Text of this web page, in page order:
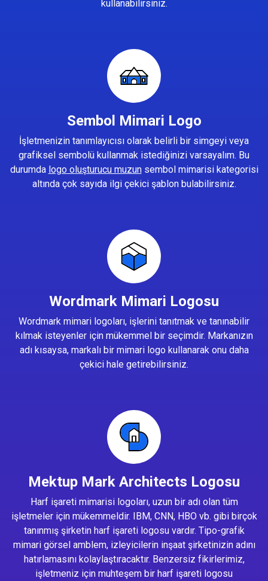
kullanabilirsiniz.
Sembol Mimari Logo
İşletmenizin tanımlayıcısı olarak belirli bir simgeyi veya
grafiksel sembolü kullanmak istediğinizi varsayalım. Bu
durumda logo oluşturucu muzunsembol mimarisi kategorisi
altında çok sayıda ilgi çekici şablon bulabilirsiniz.
Wordmark Mimari Logosu
Wordmark mimari logoları, işlerini tanıtmak ve tanınabilir
kılmak isteyenler için mükemmel bir seçimdir. Markanızın
adı kısaysa, markalı bir mimari logo kullanarak onu daha
çekici hale getirebilirsiniz.
Mektup Mark Architects Logosu
Harf işareti mimarisi logoları, uzun bir adı olan tüm
işletmeler için mükemmeldir. IBM, CNN, HBO vb. gibi birçok
tanınmış şirketin harf işareti logosu vardır. Tipo-grafik
mimari görsel amblem, izleyicilerin inşaat şirketinizin adını
hatırlamasını kolaylaştıracaktır. Benzersiz fikirlerimiz,
işletmeniz için muhteşem bir harf işareti logosu